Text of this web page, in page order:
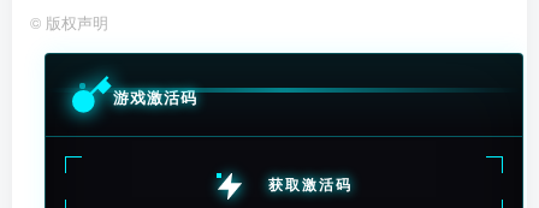
© 版权声明
游戏激活码
获取激活码